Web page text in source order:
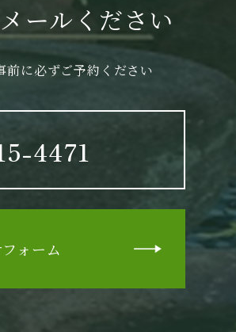
ールください
前に必ずご予約ください
4471
ォーム